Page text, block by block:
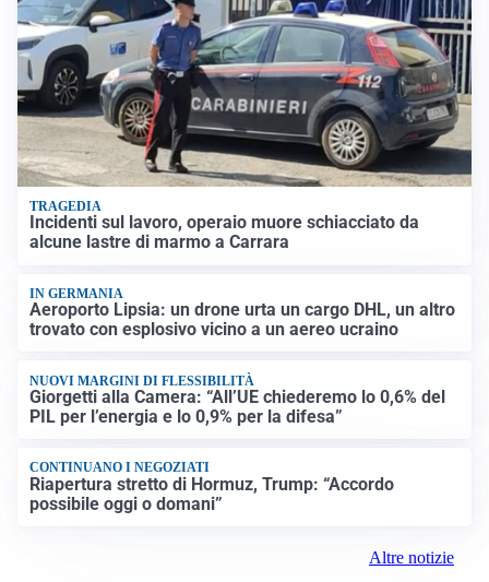
TRAGEDIA
Incidenti sul lavoro, operaio muore schiacciato da
alcune lastre di marmo a Carrara
IN GERMANIA
Aeroporto Lipsia: un drone urta un cargo DHL, un altro
trovato con esplosivo vicino a un aereo ucraino
NUOVI MARGINI DI FLESSIBILITÀ
Giorgetti alla Camera: “All’UE chiederemo lo 0,6% del
PIL per l’energia e lo 0,9% per la difesa”
CONTINUANO I NEGOZIATI
Riapertura stretto di Hormuz, Trump: “Accordo
possibile oggi o domani”
Altre notizie